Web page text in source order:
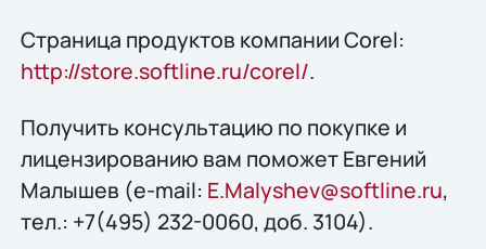
Страница продуктов компании Corel:
http://store.softline.ru/corel/.
Получить консультацию по покупке и
лицензированию вам поможет Евгений
Малышев (e-mail: E.Malyshev@softline.ru,
тел.: +7(495) 232-0060, доб. 3104).